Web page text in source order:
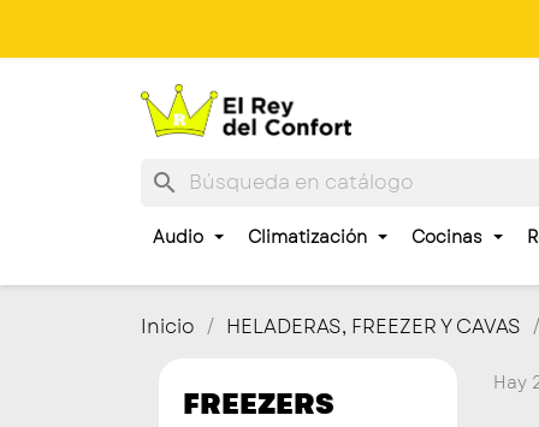
search
Audio Climatización Cocinas
Inicio HELADERAS, FREEZER Y CAVAS
FREEZERS Hay